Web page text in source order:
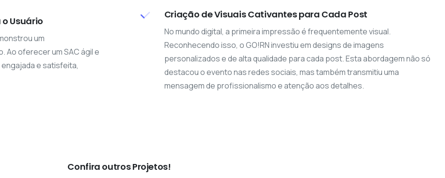
Usuário
um
Ao oferecer um SAC ágil e
engajada e satisfeita,
Criação de Visuais Cativantes para Cada Post
No mundo digital, a primeira impressão é frequentemente visual.
Reconhecendo isso, o GO!RN investiu em designs de imagens
personalizados e de alta qualidade para cada post. Esta abordagem não só
destacou o evento nas redes sociais, mas também transmitiu uma
mensagem de profissionalismo e atenção aos detalhes.
Confira outros Projetos!